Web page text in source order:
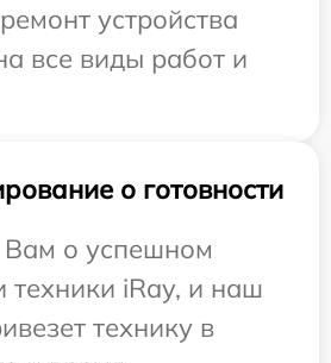
устройства
все виды работ и
о готовности
о успешном
техники iRay, и наш
технику в